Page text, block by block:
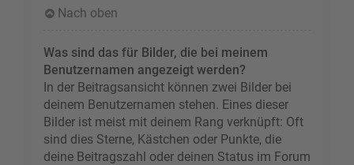
Nach oben
Was sind das für Bilder, die bei meinem
Benutzernamen angezeigt werden?
In der Beitragsansicht können zwei Bilder bei
deinem Benutzernamen stehen. Eines dieser
Bilder ist meist mit deinem Rang verknüpft: Oft
sind dies Sterne, Kästchen oder Punkte, die
deine Beitragszahl oder deinen Status im Forum